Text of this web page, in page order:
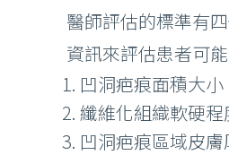
醫師評估的標準有
資訊來評估患者可
凹洞疤痕面積大小
纖維化組織軟硬程
凹洞疤痕區域皮膚